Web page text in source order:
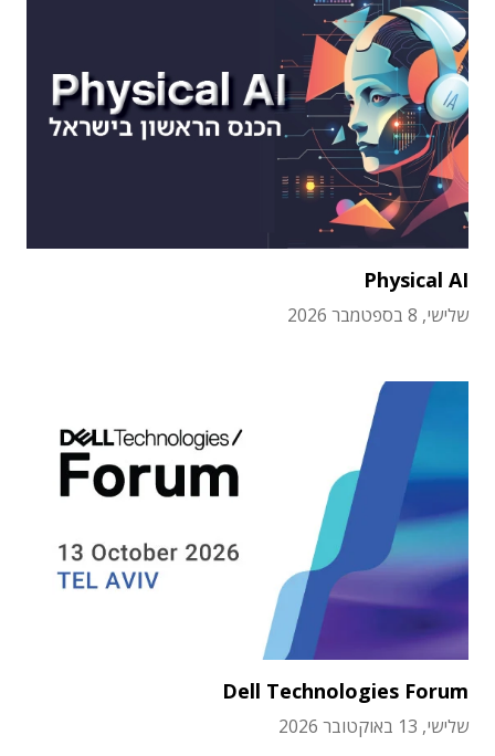
Physical AI
שלישי, 8 בספטמבר 2026
Dell Technologies Forum
שלישי, 13 באוקטובר 2026